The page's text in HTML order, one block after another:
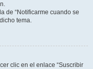
de “Notificarme cuando se
tema.
clic en el enlace “Suscribir